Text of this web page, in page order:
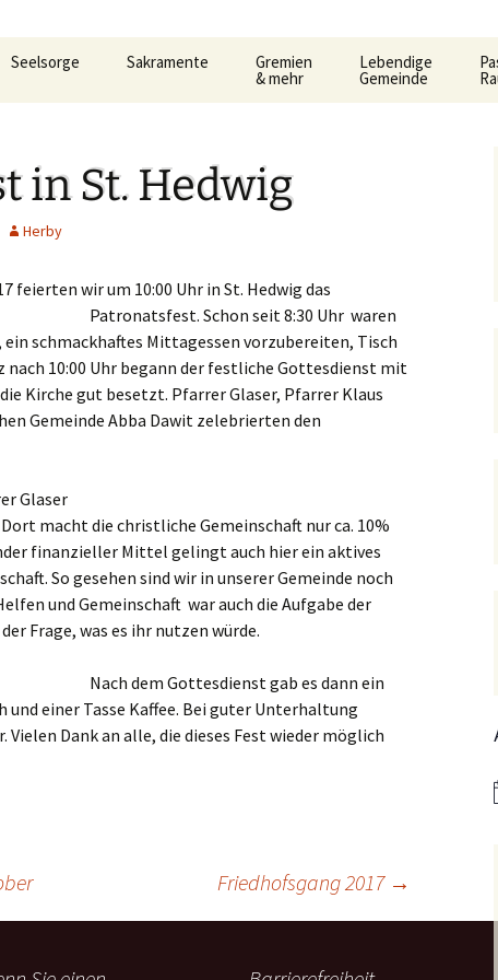
Herzlich Ankommen
Kath. Kirche Nied (ext.
Link)
Ev. Kirche Griesheim (ext.
Link)
St. Gallus (ext. Link)
Stadtkirche Frankfurt
(ext. Link)
2021
Bistum
und
Seelsorge
Prävention im Bistum
Limburg
Seelsorglicher Notruf
Sakramente
und Formular
Firmkurs 2017/2018
Eucharistie Erstkommunion
Erstkommunion-Intern
Bußsakrament
Krankensalbung
Gremien
& mehr
Verwaltungsrat
Sozialberatung
Flüchtlingshilfe
Hedwigsforum
KAB –
Arbeitnehmerkirche
Spielkreise /
Eltern-Kind-Gruppe
Lebendige
Gemeinde
Kernige
Kirchenmusik
Ministranten
Die Robusten
Tauffamilien
Unser Wochenwort
in St. Hedwig
Herby
feierten wir um 10:00 Uhr in St. Hedwig das
Patronatsfest. Schon seit 8:30 Uhr waren
schmackhaftes Mittagessen vorzubereiten, Tisch
nach 10:00 Uhr begann der festliche Gottesdienst mit
Kirche gut besetzt. Pfarrer Glaser, Pfarrer Klaus
Gemeinde Abba Dawit zelebrierten den
Glaser
macht die christliche Gemeinschaft nur ca. 10%
finanzieller Mittel gelingt auch hier ein aktives
So gesehen sind wir in unserer Gemeinde noch
und Gemeinschaft war auch die Aufgabe der
Frage, was es ihr nutzen würde.
Nach dem Gottesdienst gab es dann ein
einer Tasse Kaffee. Bei guter Unterhaltung
Vielen Dank an alle, die dieses Fest wieder möglich
Friedhofsgang 2017 →